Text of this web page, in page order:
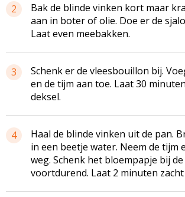
2
Bak de blinde vinken kort maar
aan in boter of olie. Doe er de
Laat even meebakken.
3
Schenk er de vleesbouillon bij.
en de tijm aan toe. Laat 30
deksel.
4
Haal de blinde vinken uit de pan.
in een beetje water. Neem de tijm
weg. Schenk het bloempapje bij
voortdurend. Laat 2 minuten